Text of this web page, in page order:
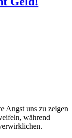
Angst uns zu zeigen
während